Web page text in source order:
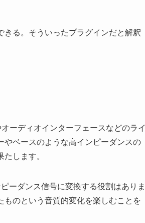
きる。そういったプラグインだと解釈
ーディオインターフェースなどのラ
やベースのような高インピーダンスの
します。
ーダンス信号に変換する役割はありま
のという音質的変化を楽しむことを